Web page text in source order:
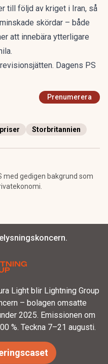
till följd av kriget i Iran, så
skördar – både
att innebära ytterligare
Dagens PS
Prenumerera
Storbritannien
med gedigen bakgrund som
Light blir Lightning Group
– bolagen omsatte
2025. Emissionen om
%. Teckna 7–21 augusti.